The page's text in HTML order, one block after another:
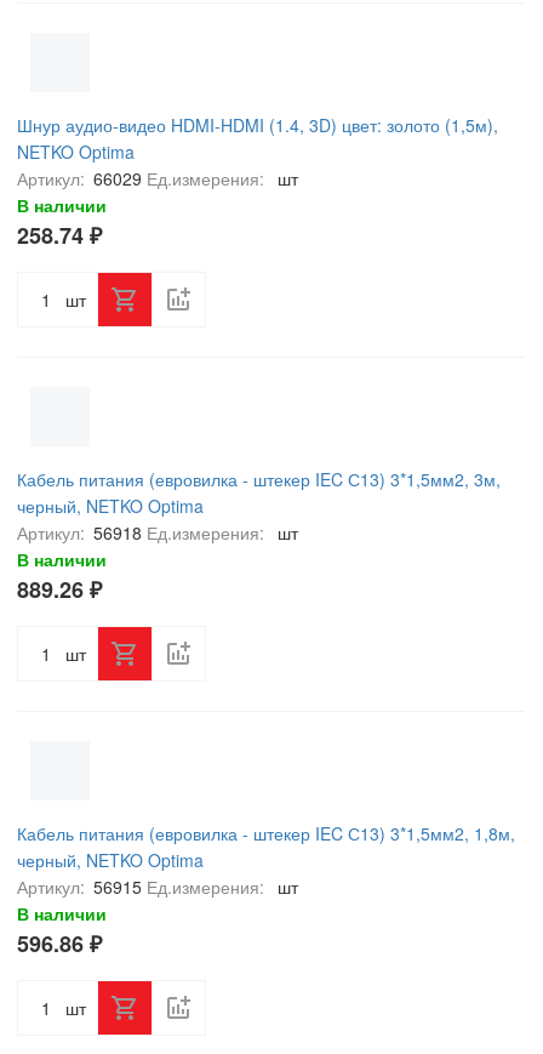
Шнур аудио-видео HDMI-HDMI (1.4, 3D) цвет: золото (1,5м),
NETKO Optima
Артикул: 66029 Ед.измерения:
шт
В наличии
258.74 ₽
шт
Кабель питания (евровилка - штекер IEC С13) 3*1,5мм2, 3м,
черный, NETKO Optima
Артикул: 56918 Ед.измерения:
шт
В наличии
889.26 ₽
шт
Кабель питания (евровилка - штекер IEC С13) 3*1,5мм2, 1,8м,
черный, NETKO Optima
Артикул: 56915 Ед.измерения:
шт
В наличии
596.86 ₽
шт